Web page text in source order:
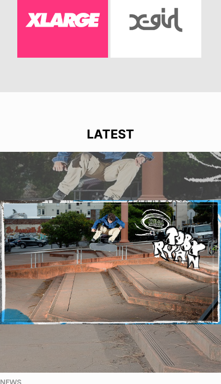
LATEST